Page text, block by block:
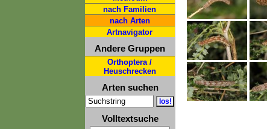
nach Familien
nach Arten
Artnavigator
Andere Gruppen
Orthoptera /
Heuschrecken
Arten suchen
Volltextsuche